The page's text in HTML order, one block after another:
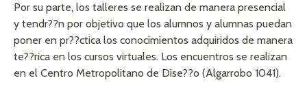
Por su parte, los talleres se realizan de manera presencial
y tendr??n por objetivo que los alumnos y alumnas puedan
poner en pr??ctica los conocimientos adquiridos de manera
te??rica en los cursos virtuales. Los encuentros se realizan
en el Centro Metropolitano de Dise??o (Algarrobo 1041).